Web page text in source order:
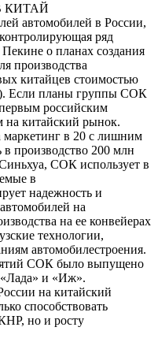
КИТАЙ
автомобилей в России,
ряд
о планах создания
производства
китайцев стоимостью
Если планы группы СОК
российским
на китайский рынок.
маркетинг в 20 с лишним
производство 200 млн
СОК использует в
в
надежность и
на
на ее конвейерах
технологии,
автомобилестроения.
СОК было выпущено
и «Иж».
на китайский
способствовать
но и росту